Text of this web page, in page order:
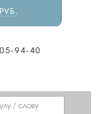
94-40